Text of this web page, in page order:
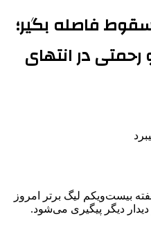
فاصله بگیر؛
در انتهای
بیست‌ویکم لیگ برتر امروز